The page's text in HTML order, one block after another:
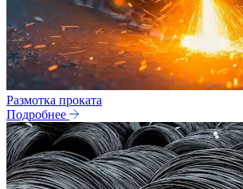
Размотка проката
Подробнее